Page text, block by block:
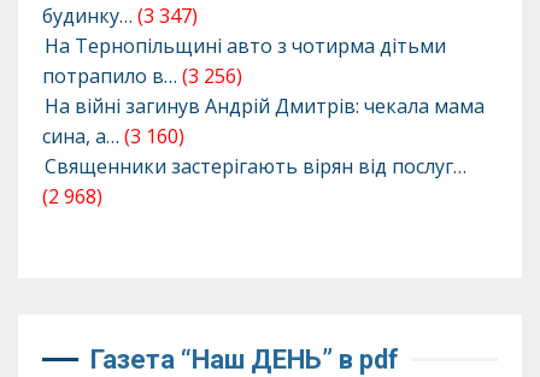
будинку… (3 347)
На Тернопільщині авто з чотирма дітьми
потрапило в… (3 256)
На війні загинув Андрій Дмитрів: чекала мама
сина, а… (3 160)
Священники застерігають вірян від послуг…
(2 968)
Газета “Наш ДЕНЬ” в pdf